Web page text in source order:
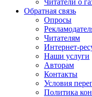
Читатели о
Обратная связь
Опросы
Читателям
Интернет-
Наши услуги
Авторам
Контакты
Условия
Политика